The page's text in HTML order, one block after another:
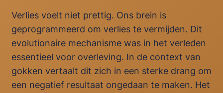
Verlies voelt niet prettig. Ons brein is
geprogrammeerd om verlies te vermijden. Dit
evolutionaire mechanisme was in het verleden
essentieel voor overleving. In de context van
gokken vertaalt dit zich in een sterke drang om
een negatief resultaat ongedaan te maken. Het